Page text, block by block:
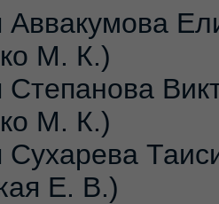
М. К.)
М. К.)
Сухарева
Е. В.)